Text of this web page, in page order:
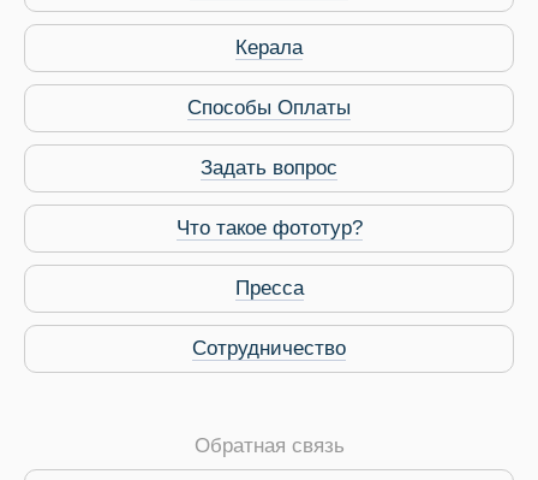
Service Дахаб
Керала
Способы Оплаты
Задать вопрос
Что такое фототур?
Пресса
Сотрудничество
Обратная связь